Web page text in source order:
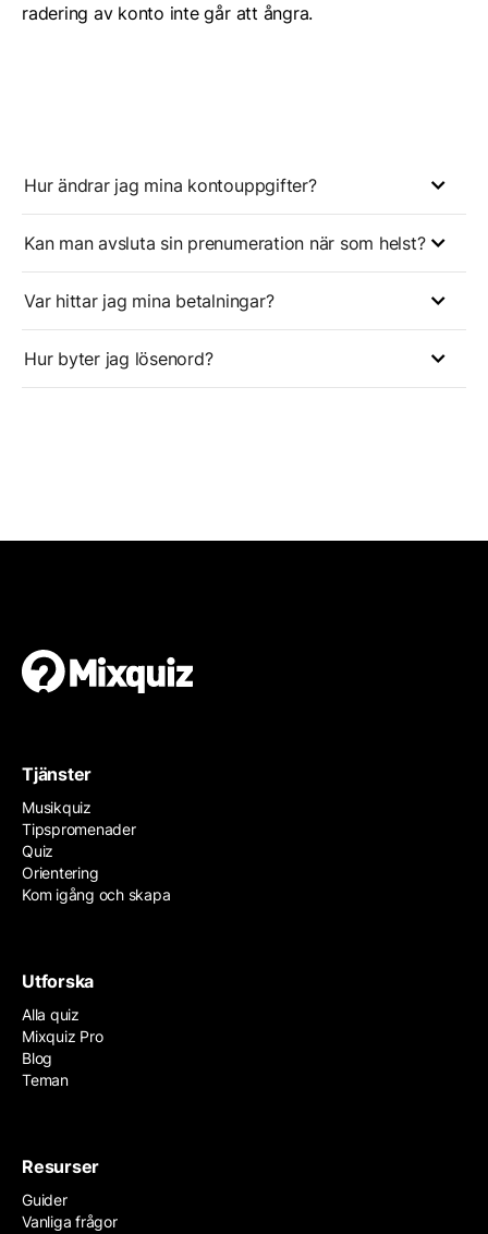
radering av konto inte går att ångra.
Hur ändrar jag mina kontouppgifter?
Kan man avsluta sin prenumeration när som helst?
Var hittar jag mina betalningar?
Hur byter jag lösenord?
Tjänster
Musikquiz
Tipspromenader
Quiz
Orientering
Kom igång och skapa
Utforska
Alla quiz
Mixquiz Pro
Blog
Teman
Resurser
Guider
Vanliga frågor